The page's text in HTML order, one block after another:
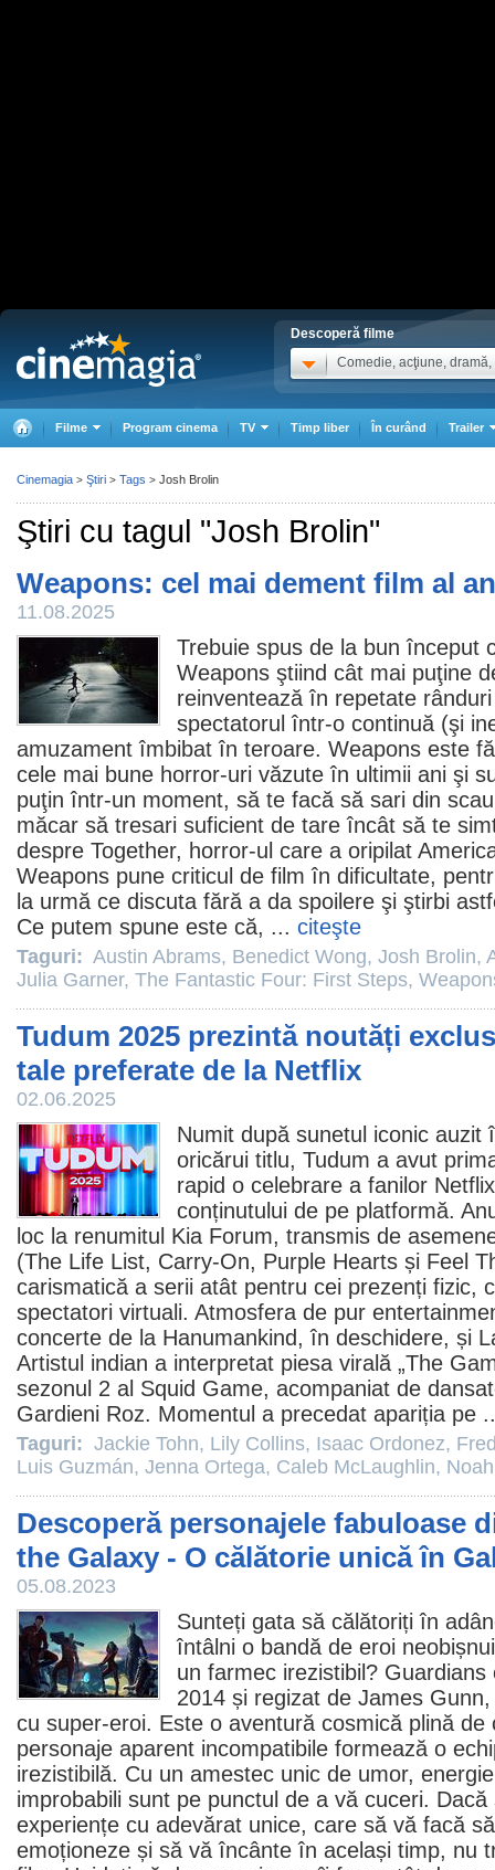
Descoperă filme
Comedie, acţiune, dramă,
Filme Program cinema TV Timp liber În curând Trailer
Ştiri cu tagul "Josh Brolin"
Weapons: cel mai dement film al
11.08.2025
Trebuie spus de la bun început
Weapons ştiind cât mai puţine
reinventează în repetate
spectatorul într-o continuă (şi
amuzament îmbibat în teroare. Weapons este
cele mai bune horror-uri văzute în ultimii ani şi
puţin într-un moment, să te facă să sari din
măcar să tresari suficient de tare încât să te
despre Together, horror-ul care a oripilat
Weapons pune criticul de film în dificultate,
la urmă ce discuta fără a da spoilere şi ştirbi
Ce putem spune este că, ... citeşte
Taguri: Austin Abrams, Benedict Wong, Josh Brolin,
Julia Garner, The Fantastic Four: First Steps,
Tudum 2025 prezintă noutăți
tale preferate de la Netflix
02.06.2025
Numit după sunetul iconic auzit
oricărui titlu, Tudum a avut
rapid o celebrare a fanilor
conținutului de pe platformă.
loc la renumitul Kia Forum, transmis de
(The Life List, Carry-On, Purple Hearts și Feel
carismatică a serii atât pentru cei prezenți fizic,
spectatori virtuali. Atmosfera de pur
concerte de la Hanumankind, în deschidere, și
Artistul indian a interpretat piesa virală „The
sezonul 2 al Squid Game, acompaniat de
Gardieni Roz. Momentul a precedat apariția pe
Taguri: Jackie Tohn, Lily Collins, Isaac Ordonez,
Luis Guzmán, Jenna Ortega, Caleb McLaughlin,
Descoperă personajele fabuloase
the Galaxy - O călătorie unică în
05.08.2023
Sunteți gata să călătoriți în
întâlni o bandă de eroi
un farmec irezistibil? Guardians
2014 și regizat de James
cu super-eroi. Este o aventură cosmică plină
personaje aparent incompatibile formează o
irezistibilă. Cu un amestec unic de umor,
improbabili sunt pe punctul de a vă cuceri.
experiențe cu adevărat unice, care să vă facă
emoționeze și să vă încânte în același timp, nu
Cinemagia > Ştiri > Tags > Josh Brolin